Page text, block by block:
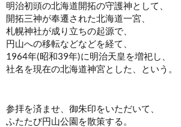
明治初頭の北海道開拓の守護神として、
開拓三神が奉遷された北海道一宮、
札幌神社が成り立ちの起源で、
円山への移転などなどを経て、
1964年(昭和39年)に明治天皇を増祀し、
社名を現在の北海道神宮とした、という。
参拝を済ませ、御朱印をいただいて、
ふたたび円山公園を散策する。